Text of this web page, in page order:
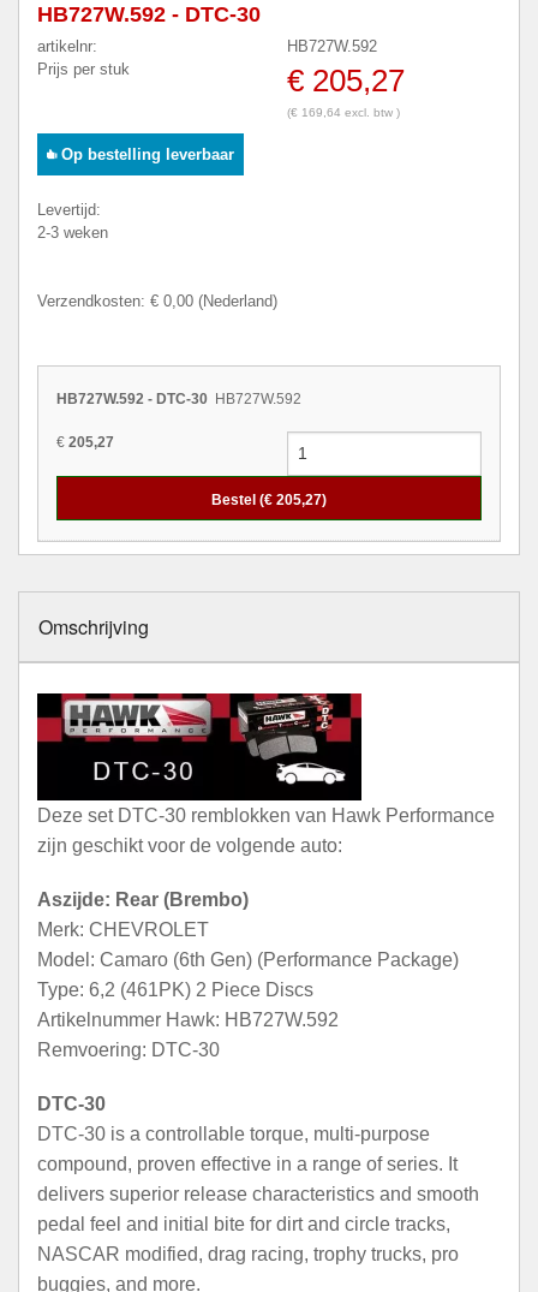
HB727W.592 - DTC-30
artikelnr:
HB727W.592
Prijs per stuk
€ 205,27
(€ 169,64 excl. btw )
Op bestelling leverbaar
Levertijd:
2-3 weken
Verzendkosten: € 0,00 (Nederland)
HB727W.592 - DTC-30 HB727W.592
€ 205,27
Bestel (€ 205,27)
Omschrijving
Deze set DTC-30 remblokken van Hawk Performance
zijn geschikt voor de volgende auto:
Aszijde: Rear (Brembo)
Merk: CHEVROLET
Model: Camaro (6th Gen) (Performance Package)
Type: 6,2 (461PK) 2 Piece Discs
Artikelnummer Hawk: HB727W.592
Remvoering: DTC-30
DTC-30
DTC-30 is a controllable torque, multi-purpose
compound, proven effective in a range of series. It
delivers superior release characteristics and smooth
pedal feel and initial bite for dirt and circle tracks,
NASCAR modified, drag racing, trophy trucks, pro
buggies, and more.